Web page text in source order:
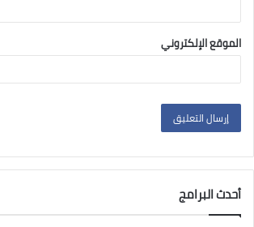
الموقع الإلكتروني
أحدث البرامج